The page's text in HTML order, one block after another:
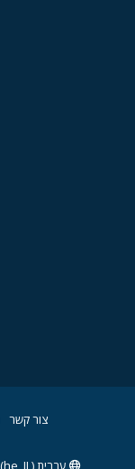
צור קשר
עברית (he_IL)